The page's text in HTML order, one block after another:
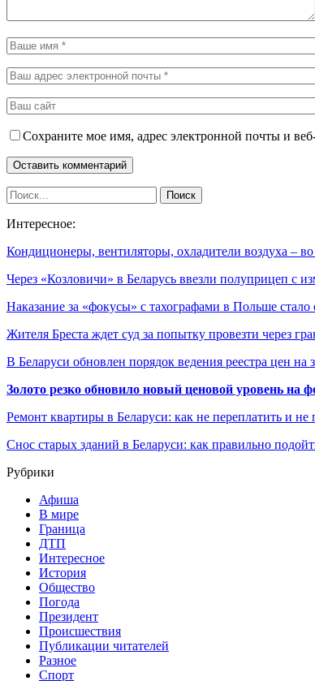
Сохраните мое имя, адрес электронной почты и
Интересное:
Кондиционеры, вентиляторы, охладители воздуха –
Через «Козловичи» в Беларусь ввезли полуприцеп с
Наказание за «фокусы» с тахографами в Польше
Жителя Бреста ждет суд за попытку провезти через
В Беларуси обновлен порядок ведения реестра цен
Золото резко обновило новый ценовой уровень на
Ремонт квартиры в Беларуси: как не переплатить и
Снос старых зданий в Беларуси: как правильно
Рубрики
Афиша
В мире
Граница
ДТП
Интересное
История
Общество
Погода
Президент
Происшествия
Публикации читателей
Разное
Спорт